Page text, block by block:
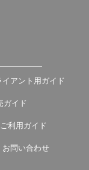
イアント用ガイド
ガイド
利用ガイド
お問い合わせ